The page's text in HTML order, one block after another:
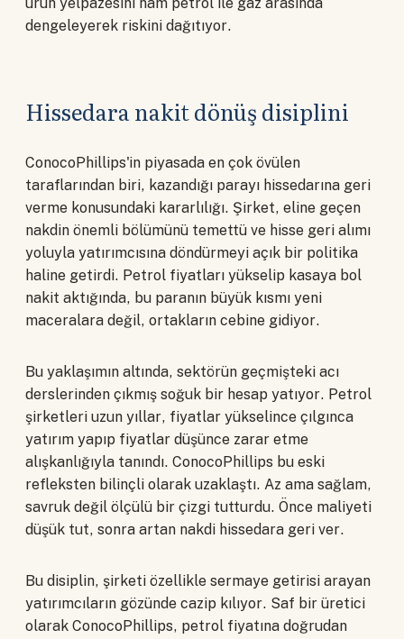
dengeleyerek riskini dağıtıyor.
Hissedara nakit dönüş disiplini
ConocoPhillips'in piyasada en çok övülen
taraflarından biri, kazandığı parayı hissedarına geri
verme konusundaki kararlılığı. Şirket, eline geçen
nakdin önemli bölümünü temettü ve hisse geri alımı
yoluyla yatırımcısına döndürmeyi açık bir politika
haline getirdi. Petrol fiyatları yükselip kasaya bol
nakit aktığında, bu paranın büyük kısmı yeni
maceralara değil, ortakların cebine gidiyor.
Bu yaklaşımın altında, sektörün geçmişteki acı
derslerinden çıkmış soğuk bir hesap yatıyor. Petrol
şirketleri uzun yıllar, fiyatlar yükselince çılgınca
yatırım yapıp fiyatlar düşünce zarar etme
alışkanlığıyla tanındı. ConocoPhillips bu eski
refleksten bilinçli olarak uzaklaştı. Az ama sağlam,
savruk değil ölçülü bir çizgi tutturdu. Önce maliyeti
düşük tut, sonra artan nakdi hissedara geri ver.
Bu disiplin, şirketi özellikle sermaye getirisi arayan
yatırımcıların gözünde cazip kılıyor. Saf bir üretici
olarak ConocoPhillips, petrol fiyatına doğrudan